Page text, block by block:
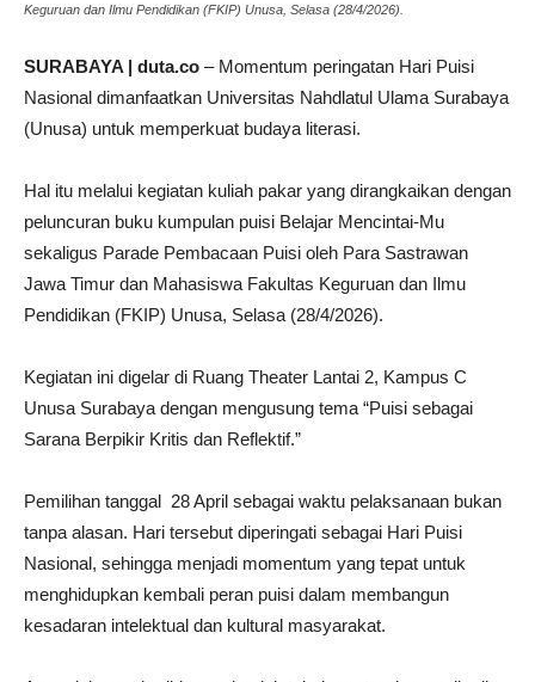
Keguruan dan Ilmu Pendidikan (FKIP) Unusa, Selasa (28/4/2026).
SURABAYA | duta.co – Momentum peringatan Hari Puisi
Nasional dimanfaatkan Universitas Nahdlatul Ulama Surabaya
(Unusa) untuk memperkuat budaya literasi.
Hal itu melalui kegiatan kuliah pakar yang dirangkaikan dengan
peluncuran buku kumpulan puisi Belajar Mencintai-Mu
sekaligus Parade Pembacaan Puisi oleh Para Sastrawan
Jawa Timur dan Mahasiswa Fakultas Keguruan dan Ilmu
Pendidikan (FKIP) Unusa, Selasa (28/4/2026).
Kegiatan ini digelar di Ruang Theater Lantai 2, Kampus C
Unusa Surabaya dengan mengusung tema “Puisi sebagai
Sarana Berpikir Kritis dan Reflektif.”
Pemilihan tanggal 28 April sebagai waktu pelaksanaan bukan
tanpa alasan. Hari tersebut diperingati sebagai Hari Puisi
Nasional, sehingga menjadi momentum yang tepat untuk
menghidupkan kembali peran puisi dalam membangun
kesadaran intelektual dan kultural masyarakat.